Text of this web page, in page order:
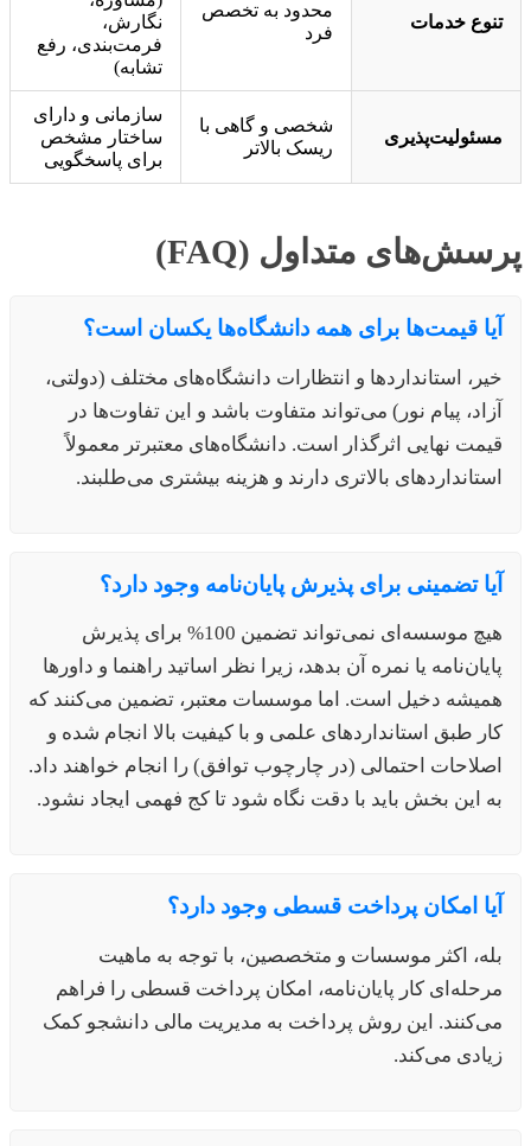
تنوع خدمات
محدود به تخصص
فرد
نگارش،
فرمت‌بندی، رفع
تشابه)
مسئولیت‌پذیری
شخصی و گاهی با
ریسک بالاتر
سازمانی و دارای
ساختار مشخص
برای پاسخگویی
پرسش‌های متداول (FAQ)
آیا قیمت‌ها برای همه دانشگاه‌ها یکسان است؟
خیر، استانداردها و انتظارات دانشگاه‌های مختلف (دولتی،
آزاد، پیام نور) می‌تواند متفاوت باشد و این تفاوت‌ها در
قیمت نهایی اثرگذار است. دانشگاه‌های معتبرتر معمولاً
استانداردهای بالاتری دارند و هزینه بیشتری می‌طلبند.
آیا تضمینی برای پذیرش پایان‌نامه وجود دارد؟
هیچ موسسه‌ای نمی‌تواند تضمین 100% برای پذیرش
پایان‌نامه یا نمره آن بدهد، زیرا نظر اساتید راهنما و داورها
همیشه دخیل است. اما موسسات معتبر، تضمین می‌کنند که
کار طبق استانداردهای علمی و با کیفیت بالا انجام شده و
اصلاحات احتمالی (در چارچوب توافق) را انجام خواهند داد.
به این بخش باید با دقت نگاه شود تا کج فهمی ایجاد نشود.
آیا امکان پرداخت قسطی وجود دارد؟
بله، اکثر موسسات و متخصصین، با توجه به ماهیت
مرحله‌ای کار پایان‌نامه، امکان پرداخت قسطی را فراهم
می‌کنند. این روش پرداخت به مدیریت مالی دانشجو کمک
زیادی می‌کند.